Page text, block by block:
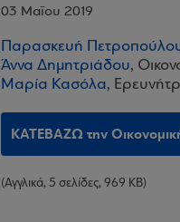
03 Μαΐου 2019
Παρασκευή
Άννα Δημητριάδου,
Μαρία Κασόλα,
ΚΑΤΕΒΑΖΩ την
(Αγγλικά, 5 σελίδες, 969 KB)